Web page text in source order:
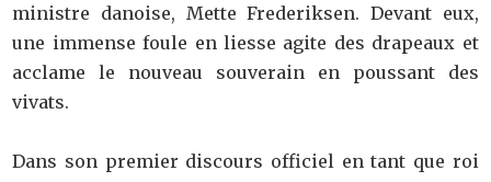
ministre danoise, Mette Frederiksen. Devant eux,
une immense foule en liesse agite des drapeaux et
acclame le nouveau souverain en poussant des
vivats.
Dans son premier discours officiel en tant que roi